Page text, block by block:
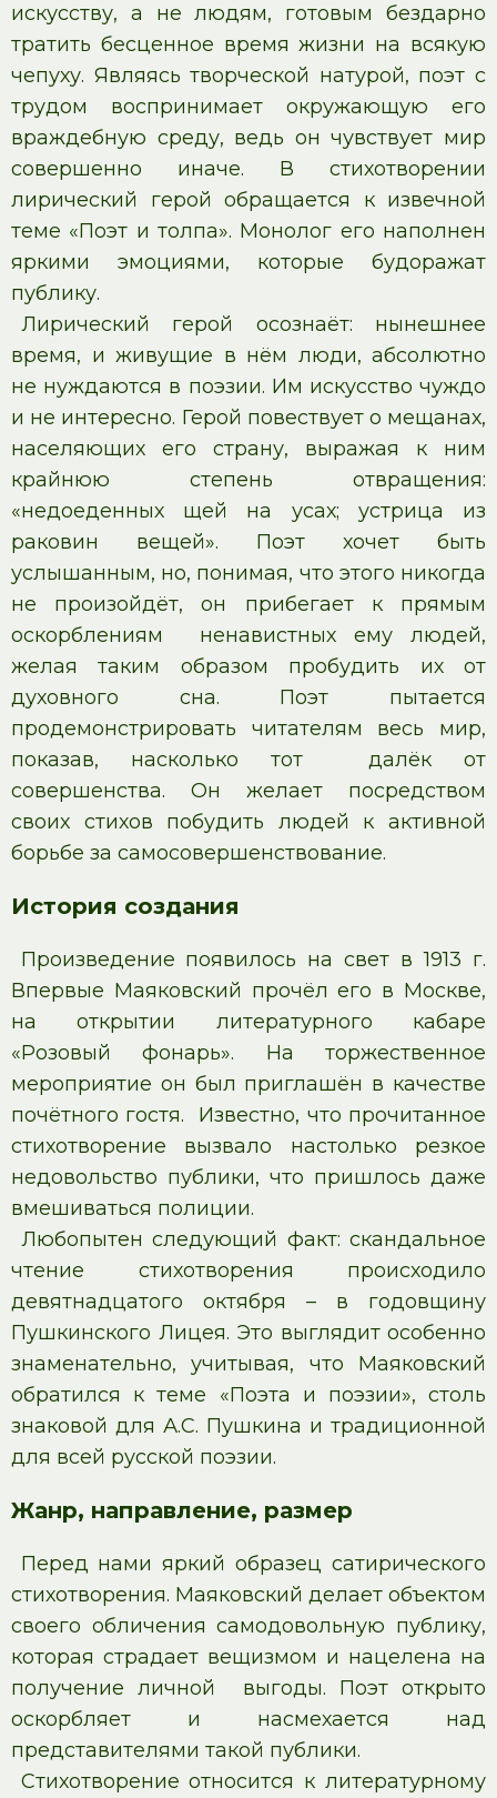
искусству, а не людям, готовым бездарно
тратить бесценное время жизни на всякую
чепуху. Являясь творческой натурой, поэт с
трудом воспринимает окружающую его
враждебную среду, ведь он чувствует мир
совершенно иначе. В стихотворении
лирический герой обращается к извечной
теме «Поэт и толпа». Монолог его наполнен
яркими эмоциями, которые будоражат
публику.
Лирический герой осознаёт: нынешнее
время, и живущие в нём люди, абсолютно
не нуждаются в поэзии. Им искусство чуждо
и не интересно. Герой повествует о мещанах,
населяющих его страну, выражая к ним
крайнюю степень отвращения:
«недоеденных щей на усах; устрица из
раковин вещей». Поэт хочет быть
услышанным, но, понимая, что этого никогда
не произойдёт, он прибегает к прямым
оскорблениям ненавистных ему людей,
желая таким образом пробудить их от
духовного сна. Поэт пытается
продемонстрировать читателям весь мир,
показав, насколько тот далёк от
совершенства. Он желает посредством
своих стихов побудить людей к активной
борьбе за самосовершенствование.
История создания
Произведение появилось на свет в 1913 г.
Впервые Маяковский прочёл его в Москве,
на открытии литературного кабаре
«Розовый фонарь». На торжественное
мероприятие он был приглашён в качестве
почётного гостя. Известно, что прочитанное
стихотворение вызвало настолько резкое
недовольство публики, что пришлось даже
вмешиваться полиции.
Любопытен следующий факт: скандальное
чтение стихотворения происходило
девятнадцатого октября – в годовщину
Пушкинского Лицея. Это выглядит особенно
знаменательно, учитывая, что Маяковский
обратился к теме «Поэта и поэзии», столь
знаковой для А.С. Пушкина и традиционной
для всей русской поэзии.
Жанр, направление, размер
Перед нами яркий образец сатирического
стихотворения. Маяковский делает объектом
своего обличения самодовольную публику,
которая страдает вещизмом и нацелена на
получение личной выгоды. Поэт открыто
оскорбляет и насмехается над
представителями такой публики.
Стихотворение относится к литературному